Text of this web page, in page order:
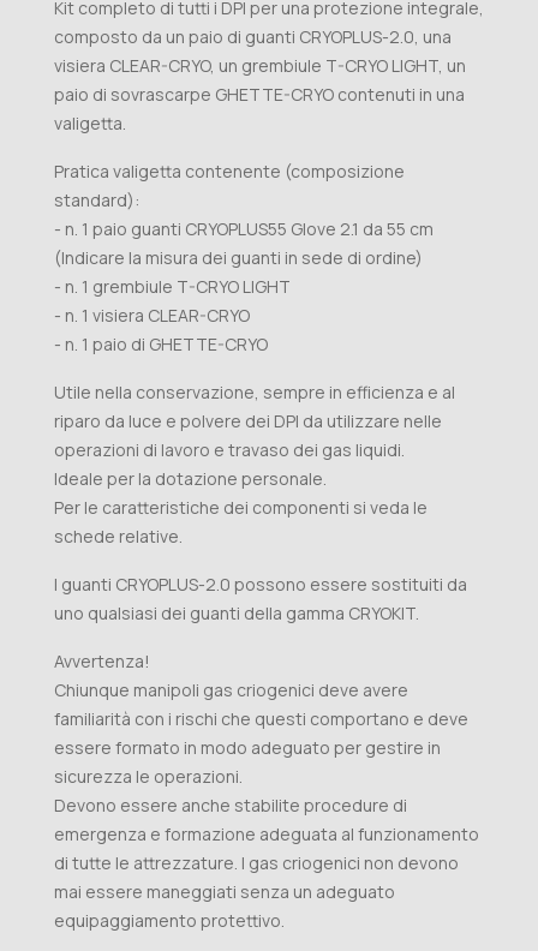
Kit completo di tutti i DPI per una protezione integrale,
composto da un paio di guanti CRYOPLUS-2.0, una
visiera CLEAR-CRYO, un grembiule T-CRYO LIGHT, un
paio di sovrascarpe GHETTE-CRYO contenuti in una
valigetta.
Pratica valigetta contenente (composizione
standard):
- n. 1 paio guanti CRYOPLUS55 Glove 2.1 da 55 cm
(Indicare la misura dei guanti in sede di ordine)
- n. 1 grembiule T-CRYO LIGHT
- n. 1 visiera CLEAR-CRYO
- n. 1 paio di GHETTE-CRYO
Utile nella conservazione, sempre in efficienza e al
riparo da luce e polvere dei DPI da utilizzare nelle
operazioni di lavoro e travaso dei gas liquidi.
Ideale per la dotazione personale.
Per le caratteristiche dei componenti si veda le
schede relative.
I guanti CRYOPLUS-2.0 possono essere sostituiti da
uno qualsiasi dei guanti della gamma CRYOKIT.
Avvertenza!
Chiunque manipoli gas criogenici deve avere
familiarità con i rischi che questi comportano e deve
essere formato in modo adeguato per gestire in
sicurezza le operazioni.
Devono essere anche stabilite procedure di
emergenza e formazione adeguata al funzionamento
di tutte le attrezzature. I gas criogenici non devono
mai essere maneggiati senza un adeguato
equipaggiamento protettivo.